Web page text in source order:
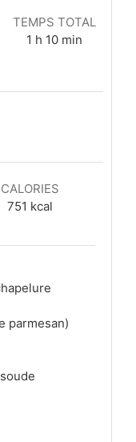
TEMPS TOTAL
1 heure
h 10minutes
min
CALORIES
751 kcal
parmesan)